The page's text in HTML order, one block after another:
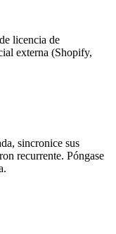
licencia de
externa (Shopify,
sincronice sus
recurrente. Póngase